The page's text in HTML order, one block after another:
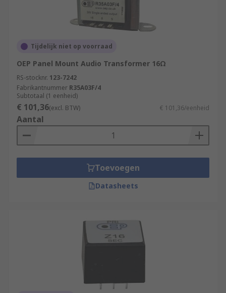
Tijdelijk niet op voorraad
OEP Panel Mount Audio Transformer 16Ω
RS-stocknr. 123-7242
Fabrikantnummer R35A03F/4
Subtotaal (1 eenheid)
€ 101,36(excl. BTW) € 101,36/eenheid
Aantal
Toevoegen
Datasheets